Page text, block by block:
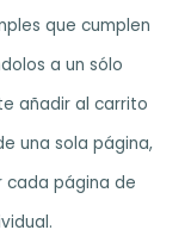
que cumplen
a un sólo
añadir al carrito
una sola página,
cada página de